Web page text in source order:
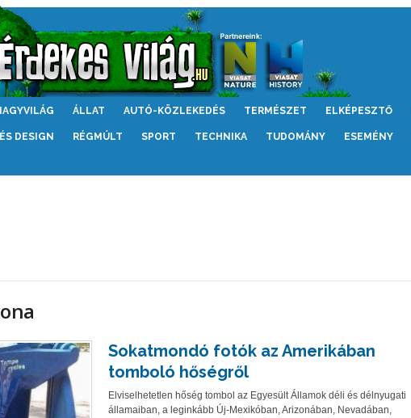
ÁLLAT AUTÓ-KÖZLEKEDÉS TERMÉSZET ELKÉPESZTŐ
DESIGN RÉGMÚLT SPORT TECHNIKA TUDOMÁNY ESEMÉNY
Sokatmondó fotók az Amerikában
tomboló hőségről
Elviselhetetlen hőség tombol az Egyesült Államok déli és délnyugati
államaiban, a leginkább Új-Mexikóban, Arizonában, Nevadában,